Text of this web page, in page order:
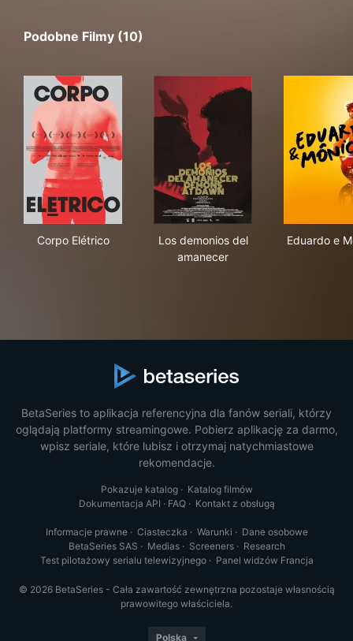
Podobne Filmy (10)
Corpo Elétrico
Los demonios del
amanecer
Eduardo e
BetaSeries to aplikacja referencyjna dla fanów seriali, którzy
oglądają platformy streamingowe. Pobierz aplikację za darmo,
wpisz seriale, które lubisz i otrzymaj natychmiastowe
rekomendacje.
Pokazuje katalog· Katalog filmów
Dokumentacja API · FAQ· Kontakt z obsługą
Informacje prawne· Ciasteczka · Warunki · Dane osobowe
BetaSeries SAS · Medias· Screeners· Research
Test pilotażowy serialu telewizyjnego· Panel widzów Francja
© 2026 BetaSeries - Cała zawartość zewnętrzna pozostaje własnością
prawowitego właściciela.
Polska